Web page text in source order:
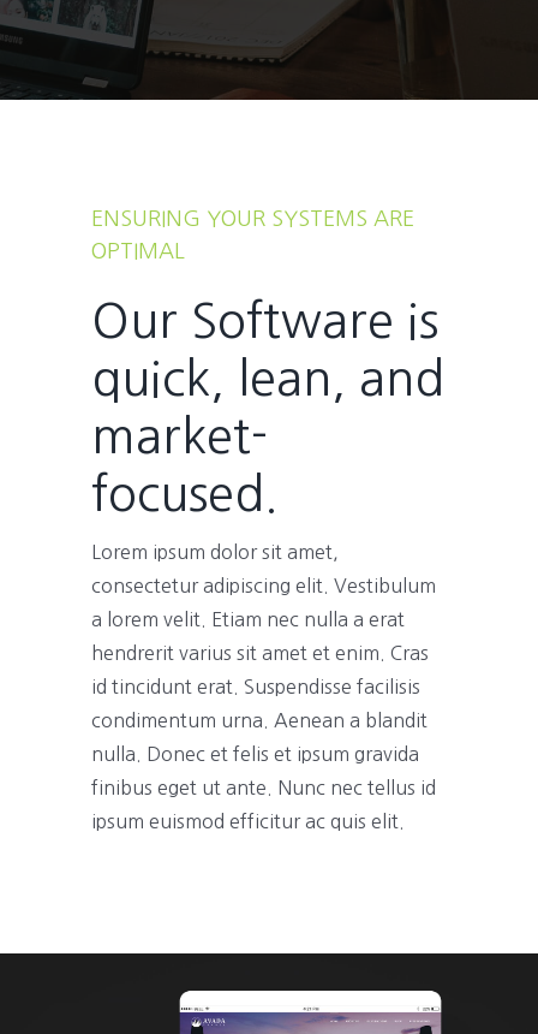
ENSURING YOUR SYSTEMS ARE
OPTIMAL
Our Software is
quick, lean, and
market-
focused.
Lorem ipsum dolor sit amet,
consectetur adipiscing elit. Vestibulum
a lorem velit. Etiam nec nulla a erat
hendrerit varius sit amet et enim. Cras
id tincidunt erat. Suspendisse facilisis
condimentum urna. Aenean a blandit
nulla. Donec et felis et ipsum gravida
finibus eget ut ante. Nunc nec tellus id
ipsum euismod efficitur ac quis elit.